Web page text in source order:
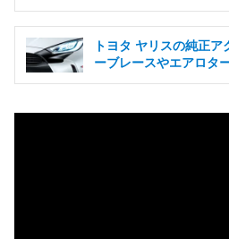
トヨタ ヤリスの純正
ーブレースやエアロタ